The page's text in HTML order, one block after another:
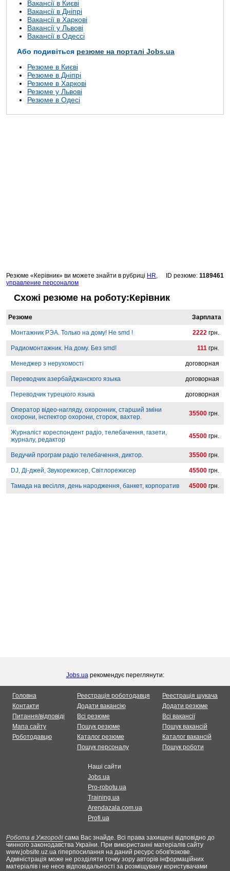
Вакансії в Києві
Вакансії в Дніпрі
Вакансії в Харкові
Вакансії у Львові
Вакансії в Одессі
Або подивіться резюме на порталі Jobs.ua
Резюме в Києві
Резюме в Дніпрі
Резюме в Харкові
Резюме у Львові
Резюме в Одесі
Резюме «Керівник» ви можете знайти в рубриці HR,
управление персоналом
ID резюме: 1189461
Схожі резюме на роботу:Керівник
Резюме Зарплата
Монтажник РЭА. Только на дому! Не smd ! 2222 грн.
Радиомонтажник. На дому. Без smd! 111 грн.
Менеджер з нерухомості договорная
Переводчик азербайджанского языка договорная
Переводчик турецкого языка договорная
Оператор відео-нагляду, охоронник, старший зміни
охорони, інспектор охорони, сторож, вахтер.
35500 грн.
Журналіст кореспондент радіо, телебачення, газети,
журналу, редактор
45500 грн.
Ведучий програм радіо телебачення, диктор. 35500 грн.
DJ, Ді-джей, Звукорежисер, Світлорежисер 45500 грн.
Тамада на весілля, день народження, банкет, корпоратив 45000 грн.
Jobs.uaрекомендує переглянути:
Головна
Контакти
Питання/відповіді
Мапа сайту
Роботодавцю
Реестрація роботодавця
Додати вакансію
Всі резюме
Пошук резюме
Каталог резюме
Пошук персоналу
Реестрація шукача
Додати резюме
Всі вакансії
Пошук вакансій
Каталог вакансій
Пошук роботи
Наші сайти
Jobs.ua
Pro-robotu.ua
Training.ua
Arendazala.com.ua
Profi.ua
Робота в Ужгороді сама Вас знайде. Всі права захищені відповідно до
чинного законодавства України. При використанні матеріалів сайту
www.jobsite.uz.ua гіперпосилання на даний ресурс обов'язкове.
Адміністрація може не розділяти точку зору авторів інформаційних
матеріалів і не несе відповідальності за розміщувану користувачами